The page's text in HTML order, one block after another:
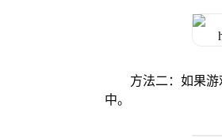
方法二：如果
中。